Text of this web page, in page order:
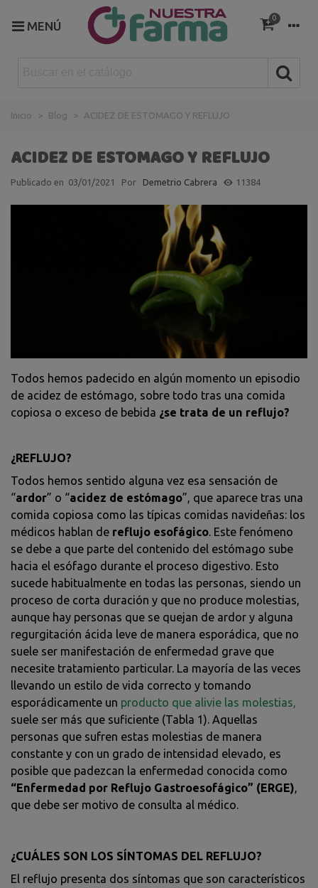
MENÚ
0
Inicio > Blog > ACIDEZ DE ESTOMAGO Y REFLUJO
ACIDEZ DE ESTOMAGO Y REFLUJO
Publicado en 03/01/2021 Por Demetrio Cabrera 11384
Todos hemos padecido en algún momento un episodio
de acidez de estómago, sobre todo tras una comida
copiosa o exceso de bebida ¿se trata de un reflujo?
¿REFLUJO?
Todos hemos sentido alguna vez esa sensación de
“ardor” o “acidez de estómago”, que aparece tras una
comida copiosa como las típicas comidas navideñas: los
médicos hablan de reflujo esofágico. Este fenómeno
se debe a que parte del contenido del estómago sube
hacia el esófago d urante el proceso digestivo. Esto
sucede habitualmente en todas las personas, siendo un
proceso de corta duración y que no produce molestias,
aunque hay personas que se quejan de ardor y alguna
regurgitación ácida leve de manera esporádica, que no
suele ser manifestación de enfermedad grave que
necesite tratamiento particular. La mayoría de las veces
llevando un estilo de vida correcto y tomando
esporádicamente un producto que alivie las molestias,
suele ser más que suficiente (Tabla 1). Aquellas
personas que sufren estas molestias de manera
constante y con un grado de intensidad elevado, es
posible que padezcan la enfermedad conocida como
“Enfermedad por Reflujo Gastroesofágico” (ERGE),
que debe ser motivo de consulta al médico.
¿CUÁLES SON LOS SÍNTOMAS DEL REFLUJO?
El reflujo presenta dos síntomas que son característicos